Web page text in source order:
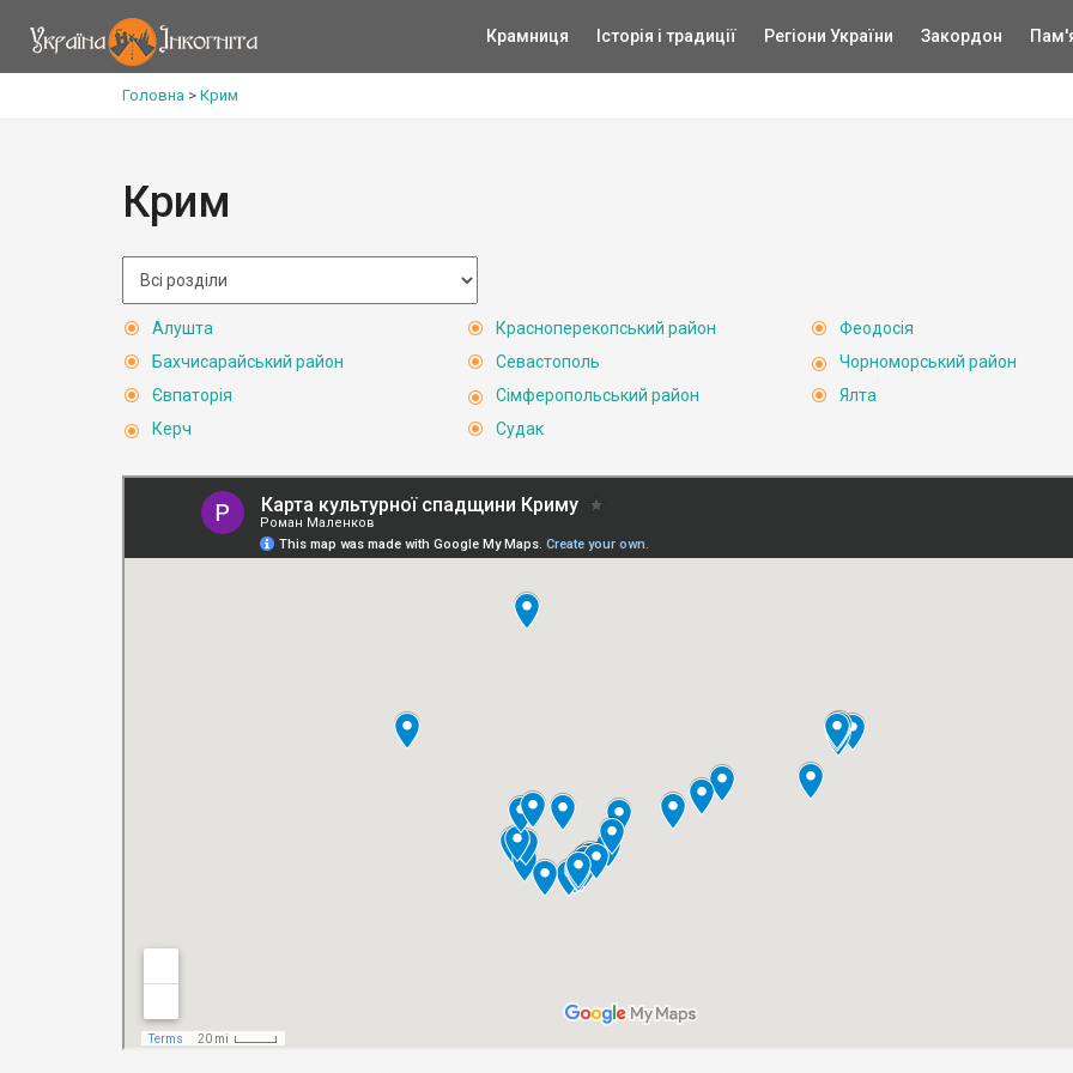
Крамниця Історія і традиції Регіони України Закордон
Головна > Крим
Крим
Алушта
Бахчисарайський район
Євпаторія
Керч
Красноперекопський район
Севастополь
Сімферопольський район
Судак
Феодосія
Чорноморський район
Ялта